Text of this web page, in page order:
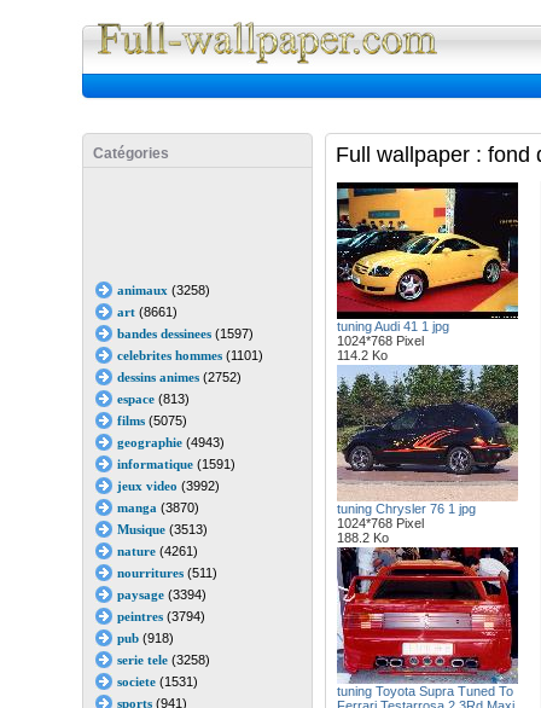
Catégories
animaux (3258)
art(8661)
bandes dessinees(1597)
celebrites hommes(1101)
dessins animes(2752)
espace(813)
films(5075)
geographie(4943)
informatique(1591)
jeux video (3992)
manga (3870)
Musique(3513)
nature(4261)
nourritures(511)
paysage(3394)
peintres(3794)
pub(918)
serie tele(3258)
societe(1531)
sports(941)
Full wallpaper : fond
tuning Audi 41 1 jpg
1024*768 Pixel
114.2 Ko
tuning Chrysler 76 1 jpg
1024*768 Pixel
188.2 Ko
tuning Toyota Supra Tuned To